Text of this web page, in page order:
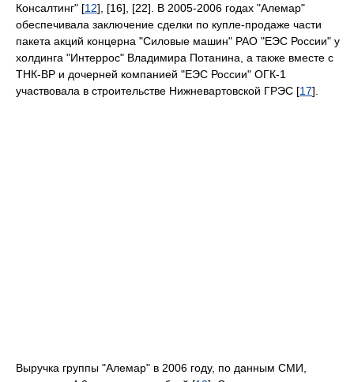
Консалтинг" [12], [16], [22]. В 2005-2006 годах "Алемар"
обеспечивала заключение сделки по купле-продаже части
пакета акций концерна "Силовые машин" РАО "ЕЭС России" у
холдинга "Интеррос" Владимира Потанина, а также вместе с
ТНК-ВР и дочерней компанией "ЕЭС России" ОГК-1
участвовала в строительстве Нижневартовской ГРЭС [17].
Выручка группы "Алемар" в 2006 году, по данным СМИ,